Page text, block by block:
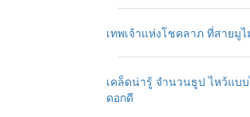
เทพเจ้าแห่งโชคลาภ ที่สายมู
เคล็ดน่ารู้ จำนวนธูป ไหว้แบ
ดอกดี